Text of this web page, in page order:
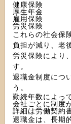
健康保険
厚生年金
雇用保険
労災保険
これらの社会保
負担が減り、老
労災保険により
す。
退職金制度につ
う。
勤続年数によっ
会社ごとに制度
詳細は労働契約
退職金は、長期